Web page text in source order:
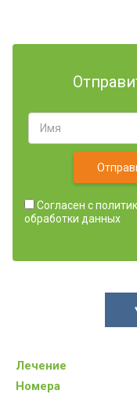
Согласен с
обработки данных
Лечение
Номера